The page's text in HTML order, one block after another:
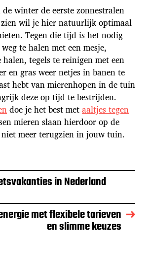
winter de eerste zonnestralen
wil je hier natuurlijk optimaal
Tegen die tijd is het nodig
te halen met een mesje,
tegels te reinigen met een
en gras weer netjes in banen te
hebt van mierenhopen in de tuin
deze op tijd te bestrijden.
doe je het best metaaltjes tegen
mieren slaan hierdoor op de
meer terugzien in jouw tuin.
in Nederland
met flexibele tarieven
en slimme keuzes